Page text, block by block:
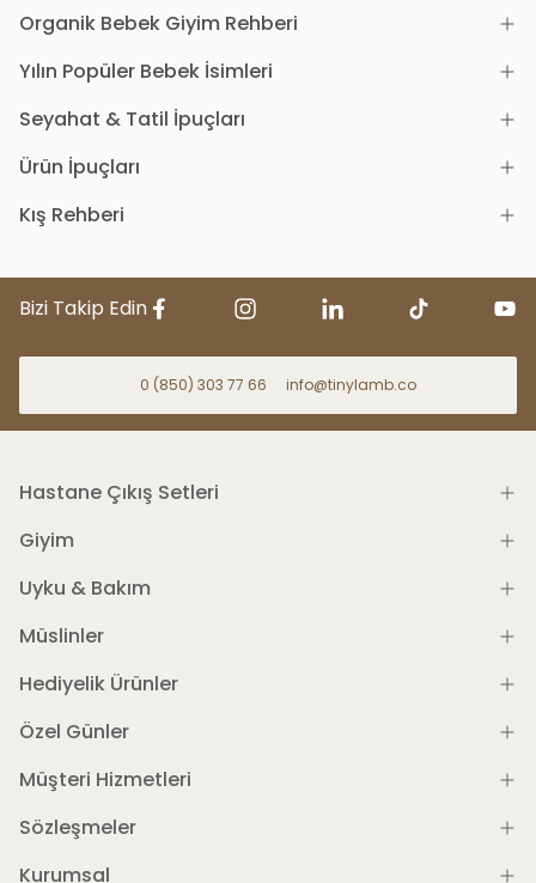
Organik Bebek Giyim Rehberi
Yılın Popüler Bebek İsimleri
Seyahat & Tatil İpuçları
Ürün İpuçları
Kış Rehberi
Bizi Takip Edin
0 (850) 303 77 66 info@tinylamb.co
Hastane Çıkış Setleri
Giyim
Uyku & Bakım
Müslinler
Hediyelik Ürünler
Özel Günler
Müşteri Hizmetleri
Sözleşmeler
Kurumsal